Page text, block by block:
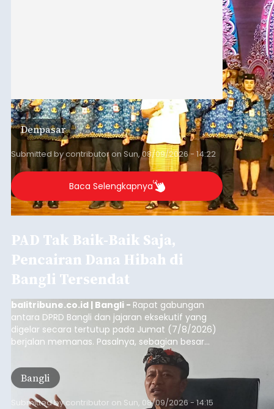
Denpasar
Submitted bycontributoron Sun, 08/09/2026 - 14:22
Baca Selengkapnya
PAD Tak Baik-Baik Saja,
Pencairan Dana Hibah di
Bangli Tersendat
balitribune.co.id | Bangli - Rapat gabungan
antara DPRD Bangli dan jajaran eksekutif yang
digelar secara tertutup pada Jumat (7/8/2026)
berjalan memanas. Pasalnya, sebagian besar
dana hibah yang bersumber dari pokok-pokok
pikiran (pokok-pokok pikiran/pokir) dewan hasil
penjaringan aspirasi masyarakat saat reses tak
kunjung cair.
Bangli
Submitted bycontributor on Sun, 08/09/2026 - 14:15